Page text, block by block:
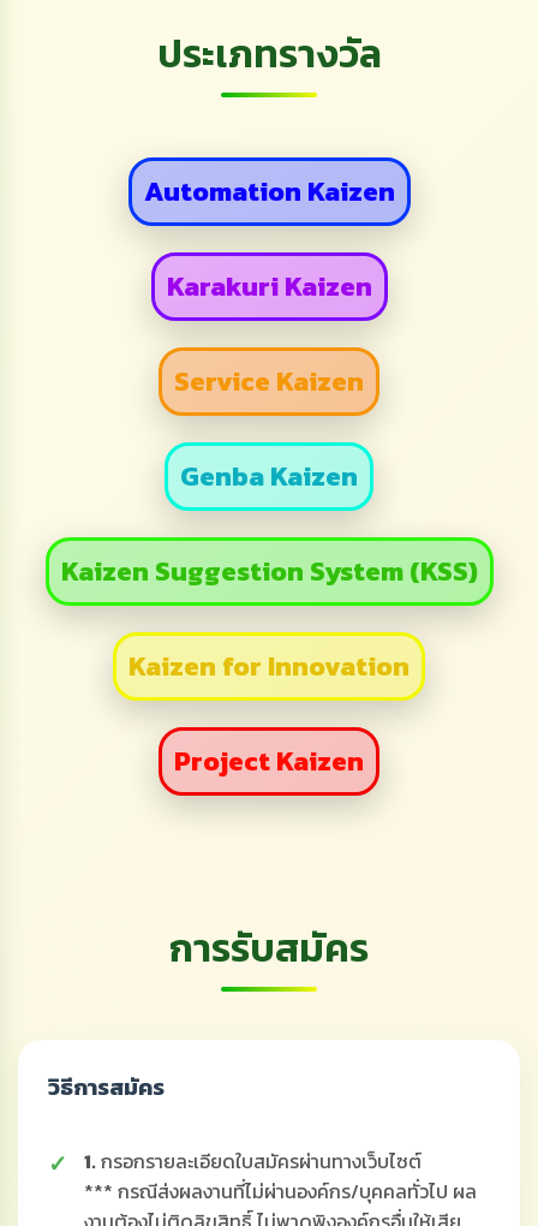
ประเภทรางวัล
Automation Kaizen
Karakuri Kaizen
Service Kaizen
Genba Kaizen
Kaizen Suggestion System (KSS)
Kaizen for Innovation
Project Kaizen
การรับสมัคร
วิธีการสมัคร
1.กรอกรายละเอียดใบสมัครผ่านทางเว็บไซต์
*** กรณีส่งผลงานที่ไม่ผ่านองค์กร/บุคคลทั่วไป ผล